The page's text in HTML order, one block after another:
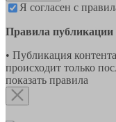
Я согласен с
Правила публикации
• Публикация
происходит только
показать правила